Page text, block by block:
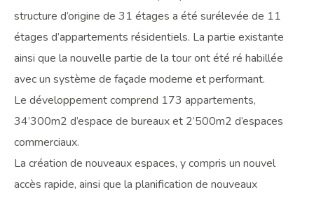
structure d’origine de 31 étages a été surélevée de 11
étages d’appartements résidentiels. La partie existante
ainsi que la nouvelle partie de la tour ont été ré habillée
avec un système de façade moderne et performant.
Le développement comprend 173 appartements,
34’300m2 d’espace de bureaux et 2’500m2 d’espaces
commerciaux.
La création de nouveaux espaces, y compris un nouvel
accès rapide, ainsi que la planification de nouveaux